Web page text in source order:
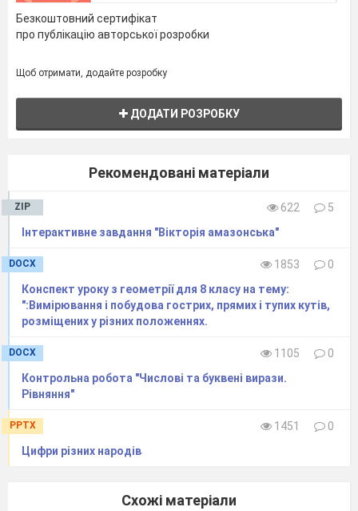
Безкоштовний сертифікат
про публікацію авторської розробки
Щоб отримати, додайте розробку
ДОДАТИ РОЗРОБКУ
Рекомендовані матеріали
ZIP 622
5
Інтерактивне завдання "Вікторія амазонська"
DOCX 1853
0
Конспект уроку з геометрії для 8 класу на тему:
":Вимірювання і побудова гострих, прямих і тупих кутів,
розміщених у різних положеннях.
DOCX 1105
0
Контрольна робота "Числові та буквені вирази.
Рівняння"
PPTX 1451
0
Цифри різних народів
Схожі матеріали